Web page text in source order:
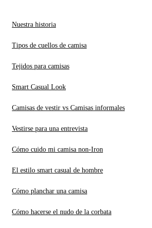
Nuestra historia
Tipos de cuellos de camisa
Tejidos para camisas
Smart Casual Look
Camisas de vestir vs Camisas informales
Vestirse para una entrevista
Cómo cuido mi camisa non-Iron
El estilo smart casual de hombre
Cómo planchar una camisa
Cómo hacerse el nudo de la corbata